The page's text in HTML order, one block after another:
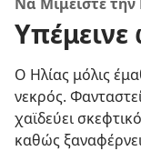
Υπέμεινε
Ο Ηλίας μόλις
νεκρός.
χαϊδεύει
καθώς